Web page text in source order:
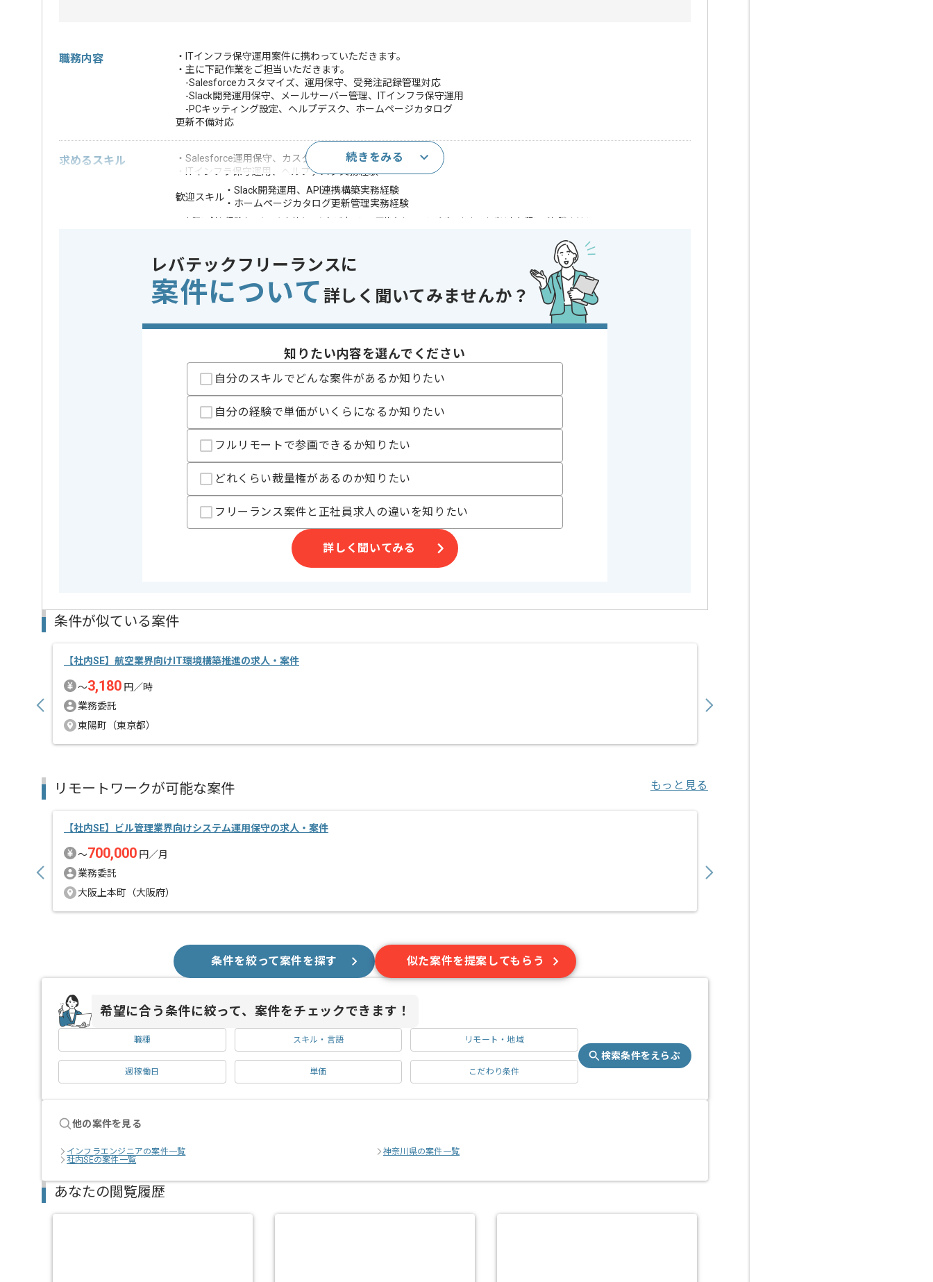
職務内容
・ITインフラ保守運用案件に携わっていただきます。
・主に下記作業をご担当いただきます。
-Salesforceカスタマイズ、運用保守、受発注記録管理対応
-Slack開発運用保守、メールサーバー管理、ITインフラ保守運用
-PCキッティング設定、ヘルプデスク、ホームページカタログ
更新不備対応
求めるスキル
・Salesforce運用保守、カスタマイズ実務経験
・ITインフラ保守運用、ヘルプデスク実務経験
歓迎スキル
・Slack開発運用、API連携構築実務経験
・ホームページカタログ更新管理実務経験
この案件のポイント 特徴 20代活躍中 , 30代活躍中 , 長期プロジェクト , 新技術に積極的 , 急募 , BtoB向け
今回はITインフラ保守運用案件に携わっていただきます。
基本的にはフルリモートでの作業を見込んでおります。
続きをみる
レバテックフリーランスに
案件について 詳しく聞いてみませんか？
知りたい内容を選んでください
自分のスキルでどんな案件があるか知りたい
自分の経験で単価がいくらになるか知りたい
フルリモートで参画できるか知りたい
どれくらい裁量権があるのか知りたい
フリーランス案件と正社員求人の違いを知りたい
詳しく聞いてみる
条件が似ている案件
【社内SE】航空業界向けIT環境構築推進の求人・案件
〜3,180 円／時
業務委託
東陽町（東京都）
リモートワークが可能な案件 もっと見る
【社内SE】ビル管理業界向けシステム運用保守の求人・案件
〜700,000 円／月
業務委託
大阪上本町（大阪府）
条件を絞って案件を探す 似た案件を提案してもらう
希望に合う条件に絞って、案件をチェックできます！
職種 スキル・言語 リモート・地域
週稼働日 単価 こだわり条件
検索条件をえらぶ
他の案件を見る
インフラエンジニアの案件一覧
神奈川県の案件一覧
社内SEの案件一覧
あなたの閲覧履歴